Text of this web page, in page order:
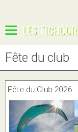
LES
Fête du club
Fête du Club 2026